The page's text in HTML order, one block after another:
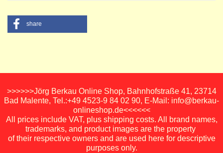
share
>>>>>>Jörg Berkau Online Shop, Bahnhofstraße 41, 23714
Bad Malente, Tel.:+49 4523-9 84 02 90, E-Mail: info@berkau-
onlineshop.de<<<<<<
All prices include VAT, plus shipping costs. All brand names,
trademarks, and product images are the property
of their respective owners and are used here for descriptive
purposes only.